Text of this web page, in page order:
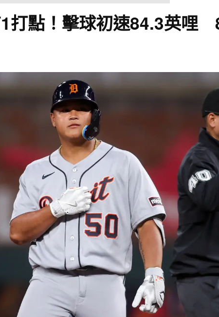
打點！擊球初速84.3英哩